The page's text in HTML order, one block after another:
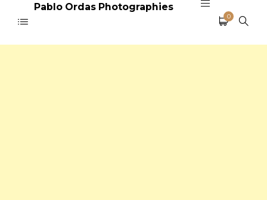
Pablo Ordas Photographies
0